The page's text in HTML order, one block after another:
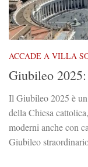
ACCADE A VILLA
Giubileo
Il Giubileo 2025 è
della Chiesa
moderni anche con
Giubileo